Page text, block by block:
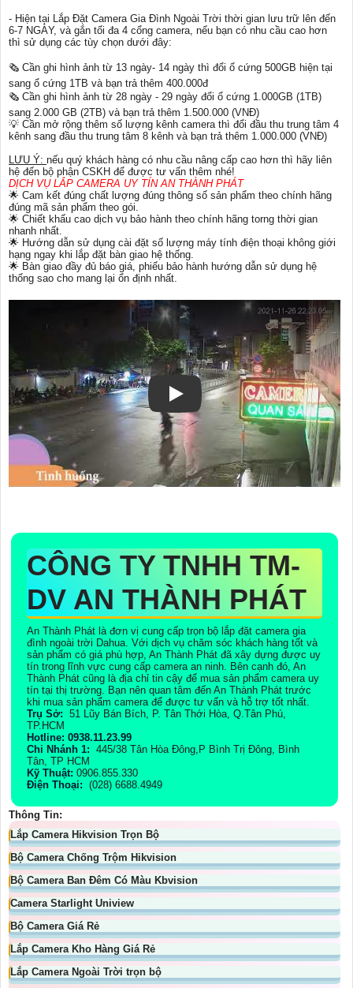
- Hiện tại Lắp Đặt Camera Gia Đình Ngoài Trời thời gian lưu trữ lên đến
6-7 NGÀY, và gắn tối đa 4 cổng camera, nếu bạn có nhu cầu cao hơn
thì sử dụng các tùy chọn dưới đây:
🗞 Cần ghi hình ảnh từ 13 ngày- 14 ngày thì đổi ổ cứng 500GB hiện tại
sang ổ cứng 1TB và bạn trả thêm 400.000đ
🗞 Cần ghi hình ảnh từ 28 ngày - 29 ngày đổi ổ cứng 1.000GB (1TB)
sang 2.000 GB (2TB) và bạn trả thêm 1.500.000 (VNĐ)
💡 Cần mở rộng thêm số lượng kênh camera thì đổi đầu thu trung tâm 4
kênh sang đầu thu trung tâm 8 kênh và bạn trả thêm 1.000.000 (VNĐ)
LƯU Ý: nếu quý khách hàng có nhu cầu nâng cấp cao hơn thì hãy liên
hệ đến bộ phận CSKH để được tư vấn thêm nhé!
DỊCH VỤ LẮP CAMERA UY TÍN AN THÀNH PHÁT
🌟 Cam kết đúng chất lượng đúng thông số sản phẩm theo chính hãng
đúng mã sản phẩm theo gói.
🌟 Chiết khấu cao dịch vụ bảo hành theo chính hãng torng thời gian
nhanh nhất.
🌟 Hướng dẫn sử dụng cài đặt số lượng máy tính điện thoại không giới
hạng ngay khi lắp đặt bàn giao hệ thống.
🌟 Bàn giao đầy đủ báo giá, phiếu bảo hành hướng dẫn sử dụng hệ
thống sao cho mang lại ổn định nhất.
CÔNG TY TNHH TM-
DV AN THÀNH PHÁT
An Thành Phát là đơn vị cung cấp trọn bộ lắp đặt camera gia
đình ngoài trời Dahua. Với dịch vụ chăm sóc khách hàng tốt và
sản phẩm có giá phù hợp, An Thành Phát đã xây dựng được uy
tín trong lĩnh vực cung cấp camera an ninh. Bên cạnh đó, An
Thành Phát cũng là địa chỉ tin cậy để mua sản phẩm camera uy
tín tại thị trường. Bạn nên quan tâm đến An Thành Phát trước
khi mua sản phẩm camera để được tư vấn và hỗ trợ tốt nhất.
Trụ Sở: 51 Lũy Bán Bích, P. Tân Thới Hòa, Q.Tân Phú,
TP.HCM
Hotline: 0938.11.23.99
Chi Nhánh 1: 445/38 Tân Hòa Đông,P Bình Trị Đông, Bình
Tân, TP HCM
Kỹ Thuật: 0906.855.330
Điện Thoại: (028) 6688.4949
Thông Tin:
Lắp Camera Hikvision Trọn Bộ
Bộ Camera Chống Trộm Hikvision
Bộ Camera Ban Đêm Có Màu Kbvision
Camera Starlight Uniview
Bộ Camera Giá Rẻ
Lắp Camera Kho Hàng Giá Rẻ
Lắp Camera Ngoài Trời trọn bộ